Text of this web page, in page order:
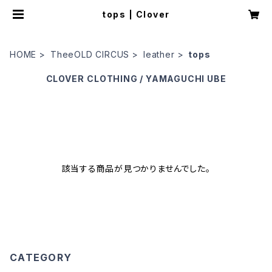
tops | Clover
HOME TheeOLD CIRCUS leather tops
CLOVER CLOTHING / YAMAGUCHI UBE
該当する商品が見つかりませんでした。
CATEGORY